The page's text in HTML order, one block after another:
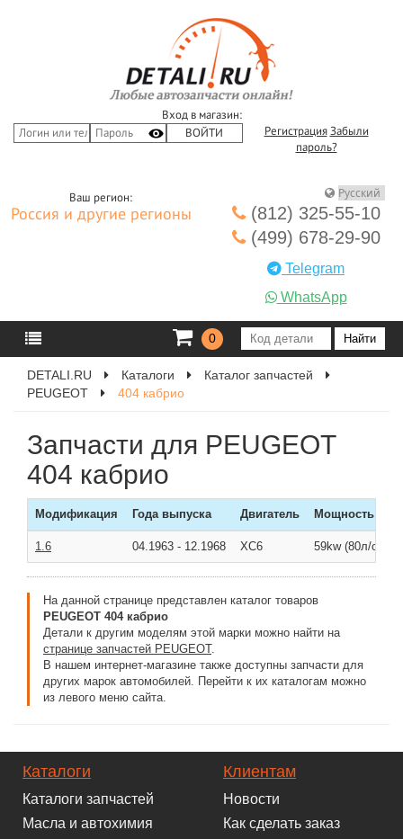
Вход в магазин:
Регистрация Забыли
пароль?
Ваш регион:
Россия и другие регионы
(812) 325-55-10
(499) 678-29-90
Telegram
WhatsApp
0
DETALI.RU Каталоги
Каталог запчастей
PEUGEOT
404 кабрио
Запчасти для PEUGEOT
404 кабрио
Модификация Года выпуска Двигатель Мощность
1.6 04.1963 - 12.1968 XC6 59kw (80л/с )
На данной странице представлен каталог товаров
PEUGEOT 404 кабрио
Детали к другим моделям этой марки можно найти на
странице запчастей PEUGEOT.
В нашем интернет-магазине также доступны запчасти для
других марок автомобилей. Перейти к их каталогам можно
из левого меню сайта.
Каталоги
Каталоги запчастей
Масла и автохимия
Клиентам
Новости
Как сделать заказ